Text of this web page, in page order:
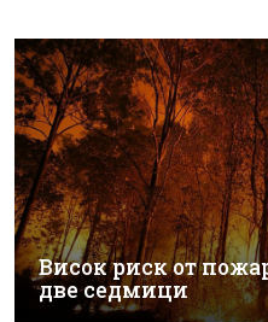
Висок риск от
две седмици